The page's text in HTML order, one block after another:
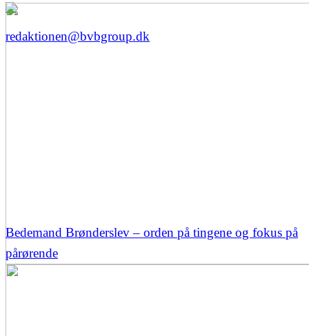
Bedemand Brønderslev – orden på tingene og fokus på
pårørende
redaktionen@bvbgroup.dk